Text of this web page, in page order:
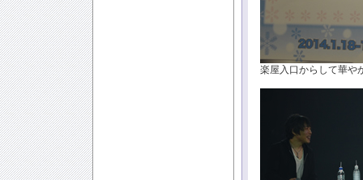
楽屋入口からして華や